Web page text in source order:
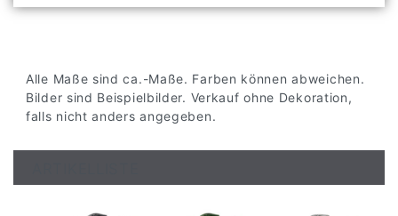
Alle Maße sind ca.-Maße. Farben können abweichen.
Bilder sind Beispielbilder. Verkauf ohne Dekoration,
falls nicht anders angegeben.